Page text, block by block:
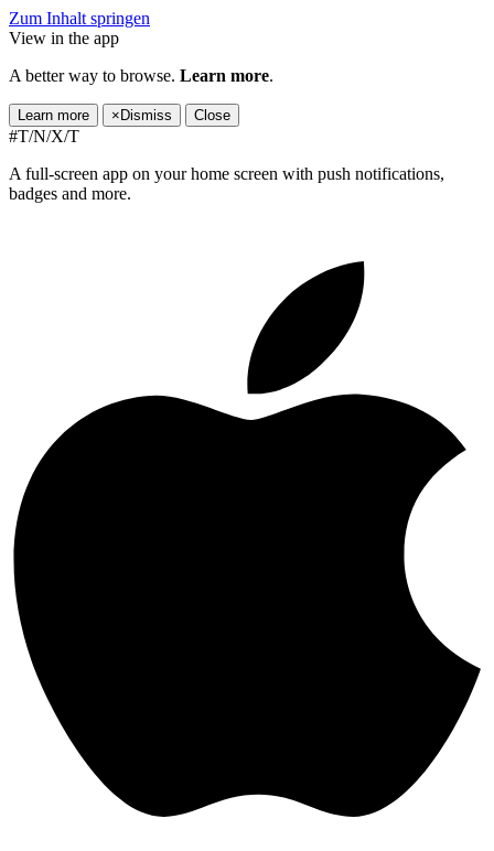
Zum Inhalt springen
View in the app
A better way to browse. Learn more.
Learn more × Dismiss Close
#T/N/X/T
A full-screen app on your home screen with push notifications,
badges and more.